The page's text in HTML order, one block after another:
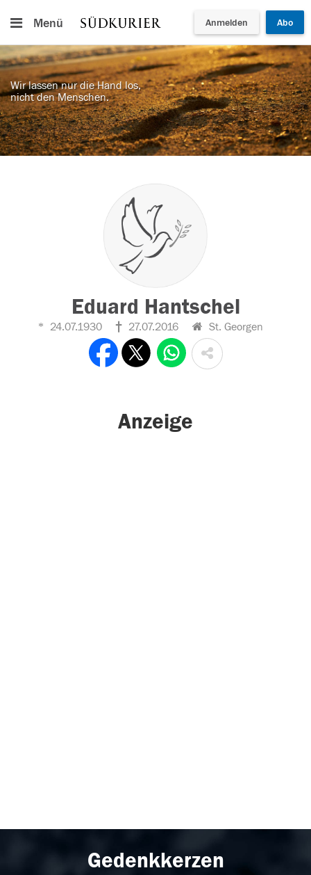
Menü Anmelden Abo
Wir lassen nur die Hand los,
nicht den Menschen.
Eduard Hantschel
24.07.1930 27.07.2016 St. Georgen
Anzeige
Gedenkkerzen